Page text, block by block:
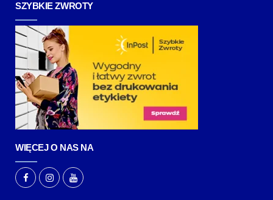
SZYBKIE ZWROTY
WIĘCEJ O NAS NA